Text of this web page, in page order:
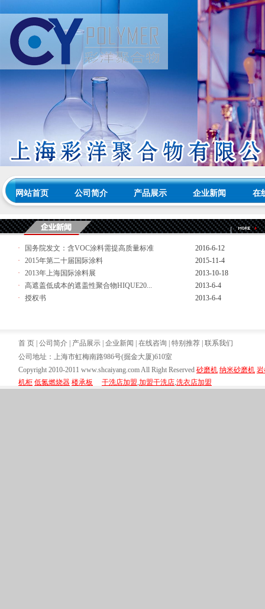
网站首页 公司简介 产品展示 企业新闻 在
· 国务院发文：含VOC涂料需提高质量标准
2016-6-12
·
2015年第二十届国际涂料
2015-11-4
·
2013年上海国际涂料展
2013-10-18
·
高遮盖低成本的遮盖性聚合物HIQUE20...
2013-6-4
·
授权书 2013-6-4
首 页 公司简介 产品展示 企业新闻 在线咨询 特别推荐 联系我们
公司地址：上海市虹梅南路986号(掘金大厦)610室
Copyright 2010-2011 www.shcaiyang.com All Right Reserved 砂磨机 纳米砂磨机
机柜 低氮燃烧器 楼承板 干洗店加盟,加盟干洗店,洗衣店加盟